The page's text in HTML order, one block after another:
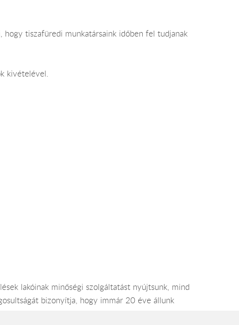
hogy tiszafüredi munkatársaink időben fel tudjanak
kivételével.
lakóinak minőségi szolgáltatást nyújtsunk, mind
bizonyítja, hogy immár 20 éve állunk
mindig az elvárt és megszokott színvonalat